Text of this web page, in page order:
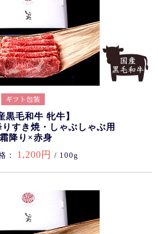
黒毛和牛 牝牛】
すき焼・しゃぶしゃぶ用
霜降り×赤身
： 1,200円 / 100g